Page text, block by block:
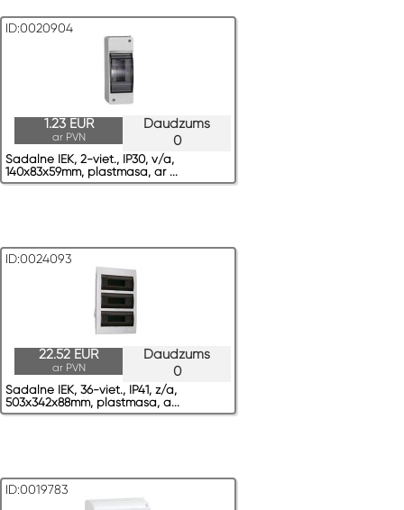
ID:0020904
Daudzums
0
1.23 EUR
ar PVN
Sadalne IEK, 2-viet., IP30, v/a,
140x83x59mm, plastmasa, ar ...
ID:0024093
Daudzums
0
22.52 EUR
ar PVN
Sadalne IEK, 36-viet., IP41, z/a,
503x342x88mm, plastmasa, a...
ID:0019783